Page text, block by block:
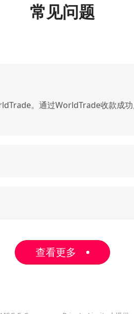
常见问题
。通过WorldTrade收款成
、DISCOVER、DINERS、AMEX
EPS、PayU
查看更多